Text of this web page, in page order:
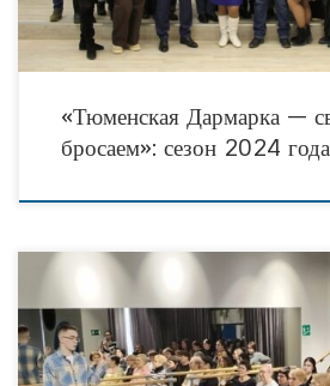
«Тюменская Дармарка —
бросаем»: сезон 2024
В феврале текущего года Соседский Центр